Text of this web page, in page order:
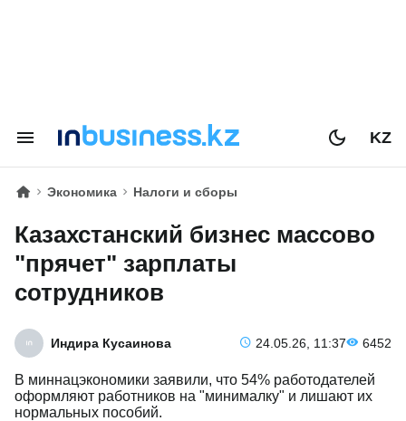
KZ
Экономика Налоги и сборы
Казахстанский бизнес массово
"прячет" зарплаты
сотрудников
Индира Кусаинова 24.05.26, 11:37 6452
В миннацэкономики заявили, что 54% работодателей
оформляют работников на "минималку" и лишают их
нормальных пособий.